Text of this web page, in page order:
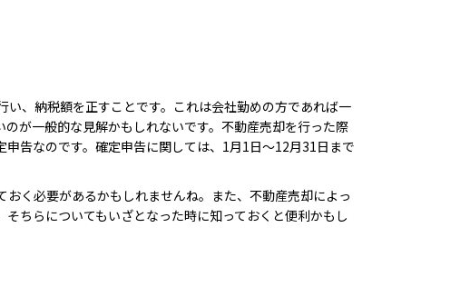
、納税額を正すことです。これは会社勤めの方であれば一
が一般的な見解かもしれないです。 不動産売却を行った際
告なのです。 確定申告に関しては、1月1日～12月31日まで
く必要があるかもしれませんね。また、不動産売却によっ
ちらについてもいざとなった時に知っておくと便利かもし